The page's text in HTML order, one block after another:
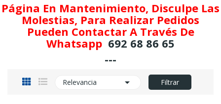
Página En Mantenimiento, Disculpe Las
Molestias, Para Realizar Pedidos
Pueden Contactar A Través De
Whatsapp 692 68 86 65
---
Relevancia  Filtrar